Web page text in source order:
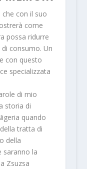
che con il suo
come
possa ridurre
consumo. Un
con questo
specializzata
di mio
storia di
quando
tratta di
della
saranno la
Zsuzsa